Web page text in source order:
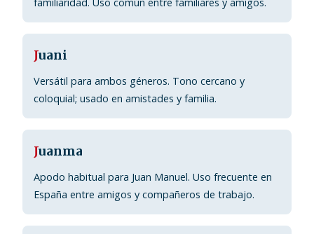
Juani
Versátil para ambos géneros. Tono cercano y
coloquial; usado en amistades y familia.
Juanma
Apodo habitual para Juan Manuel. Uso frecuente en
España entre amigos y compañeros de trabajo.